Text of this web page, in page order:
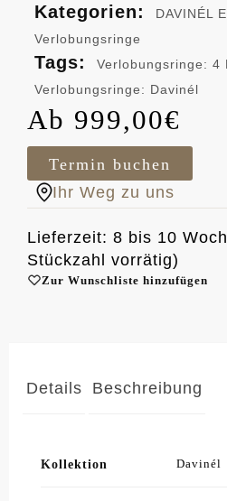
Kategorien:
DAVINÉL
Verlobungsringe
Tags: Verlobungsringe: 4
Verlobungsringe: Davinél
999,00€
Termin buchen
Ihr Weg zu uns
Lieferzeit: 8 bis 10
Stückzahl vorrätig)
Zur Wunschliste hinzufügen
Details Beschreibung
Kollektion Davinél